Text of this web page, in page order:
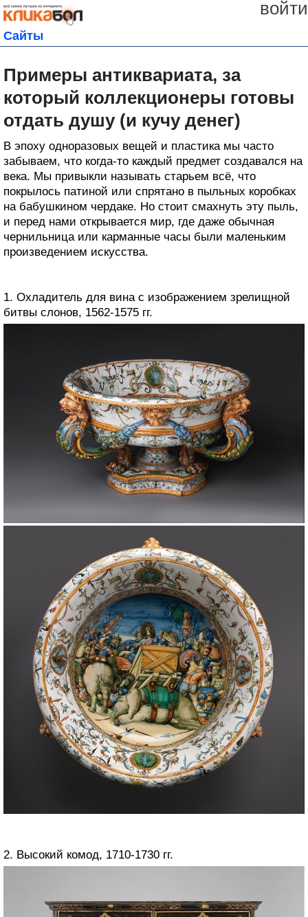
войти
Сайты
Примеры антиквариата, за
который коллекционеры готовы
отдать душу (и кучу денег)
В эпоху одноразовых вещей и пластика мы часто
забываем, что когда-то каждый предмет создавался на
века. Мы привыкли называть старьем всё, что
покрылось патиной или спрятано в пыльных коробках
на бабушкином чердаке. Но стоит смахнуть эту пыль,
и перед нами открывается мир, где даже обычная
чернильница или карманные часы были маленьким
произведением искусства.
1. Охладитель для вина с изображением зрелищной
битвы слонов, 1562-1575 гг.
2. Высокий комод, 1710-1730 гг.